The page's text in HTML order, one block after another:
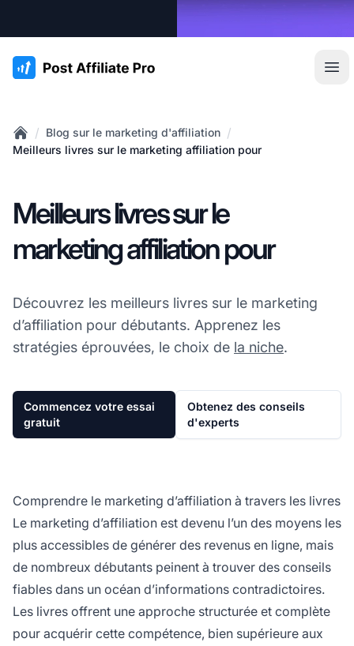
:site.title
Home
/ Blog sur le marketing d'affiliation /
Meilleurs livres sur le marketing affiliation pour
Meilleurs livres sur le
marketing affiliation pour
Découvrez les meilleurs livres sur le marketing
d’affiliation pour débutants. Apprenez les
stratégies éprouvées, le choix de la niche.
Commencez votre essai
gratuit
Obtenez des conseils
d'experts
Comprendre le marketing d’affiliation à travers les livres
Le marketing d’affiliation est devenu l’un des moyens les
plus accessibles de générer des revenus en ligne, mais
de nombreux débutants peinent à trouver des conseils
fiables dans un océan d’informations contradictoires.
Les livres offrent une approche structurée et complète
pour acquérir cette compétence, bien supérieure aux